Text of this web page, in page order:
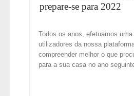
prepare-se para 2022
Todos os anos, efetuamos
utilizadores da nossa
compreender melhor o que
para a sua casa no ano